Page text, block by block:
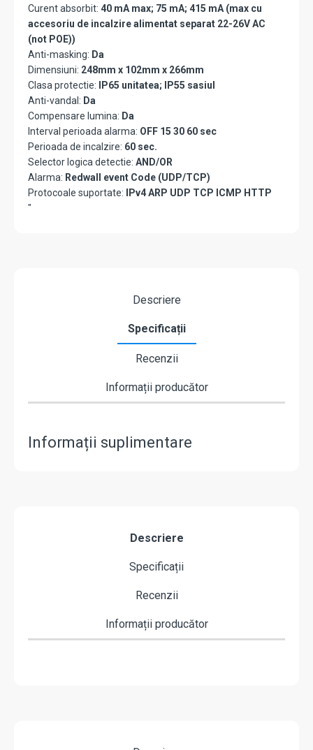
Curent absorbit: 40 mA max; 75 mA; 415 mA (max cu
accesoriu de incalzire alimentat separat 22-26V AC
(not POE))
Anti-masking: Da
Dimensiuni: 248mm x 102mm x 266mm
Clasa protectie:
IP65 unitatea; IP55 sasiul
Anti-vandal: Da
Compensare lumina: Da
Interval perioada alarma: OFF 15 30 60 sec
Perioada de incalzire: 60 sec.
Selector logica detectie: AND/OR
Alarma: Redwall event Code (UDP/TCP)
Protocoale suportate:
IPv4 ARP UDP TCP ICMP HTTP
"
Descriere
Specificații
Recenzii
Informații producător
Informații suplimentare
Descriere
Specificații
Recenzii
Informații producător